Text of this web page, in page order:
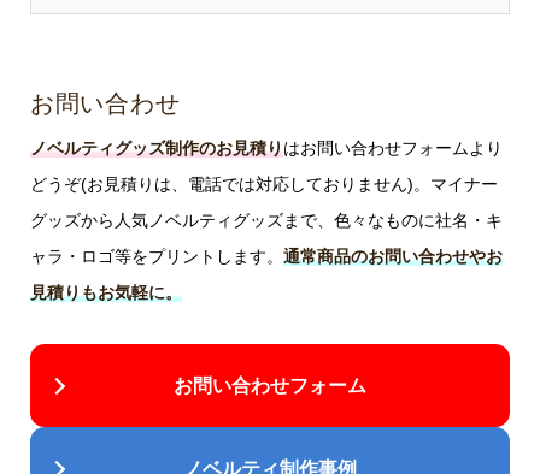
お問い合わせ
ノベルティグッズ制作のお見積り はお問い合わせフォームより
どうぞ(お見積りは、電話では対応しておりません)。マイナー
グッズから人気ノベルティグッズまで、色々なものに社名・キ
ャラ・ロゴ等をプリントします。 通常商品のお問い合わせやお
見積りもお気軽に。
お問い合わせフォーム
ノベルティ制作事例